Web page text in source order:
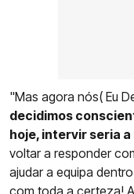
"Mas agora nós( Eu
decidimos
hoje, intervir seria
voltar a responder
ajudar a equipa
com toda a certeza!